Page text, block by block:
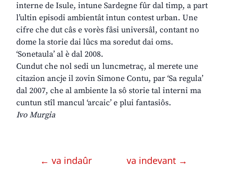
interne de Isule, intune Sardegne fûr dal timp, a part
l’ultin episodi ambientât intun contest urban. Une
cifre che dut câs e vorès fâsi universâl, contant no
dome la storie dai lûcs ma soredut dai oms.
‘Sonetaula’ al è dal 2008.
Cundut che nol sedi un luncmetraç, al merete une
citazion ancje il zovin Simone Contu, par ‘Sa regula’
dal 2007, che al ambiente la sô storie tal interni ma
cuntun stîl mancul ‘arcaic’ e plui fantasiôs.
Ivo Murgia
← va indaûr va indevant →